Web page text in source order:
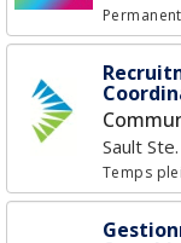
Sault
Temps